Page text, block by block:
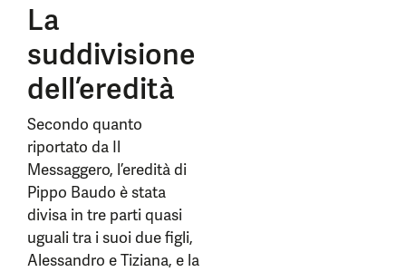
La
suddivisione
dell’eredità
Secondo quanto
riportato da Il
Messaggero, l’eredità di
Pippo Baudo è stata
divisa in tre parti quasi
uguali tra i suoi due figli,
Alessandro e Tiziana, e la